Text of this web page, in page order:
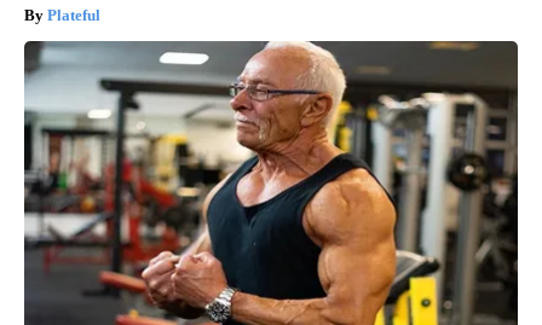
Plateful